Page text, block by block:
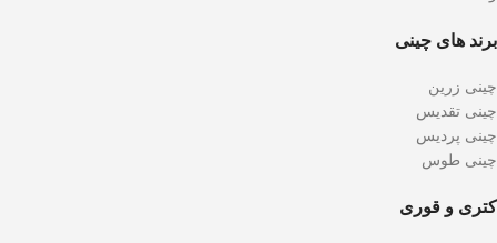
برند های چینی
چینی زرین
چینی تقدیس
چینی پردیس
چینی طوس
کتری و قوری